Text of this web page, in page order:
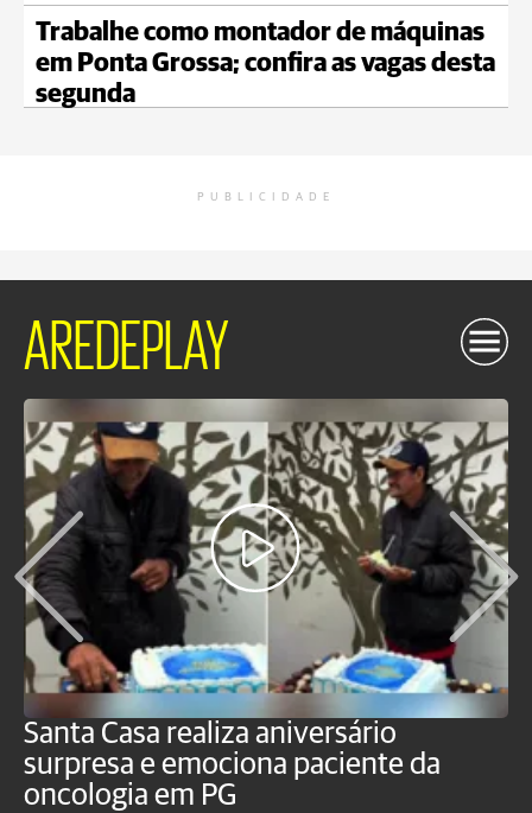
Trabalhe como montador de máquinas
em Ponta Grossa; confira as vagas desta
segunda
PUBLICIDADE
AREDEPLAY
Santa Casa realiza aniversário
surpresa e emociona paciente da
oncologia em PG